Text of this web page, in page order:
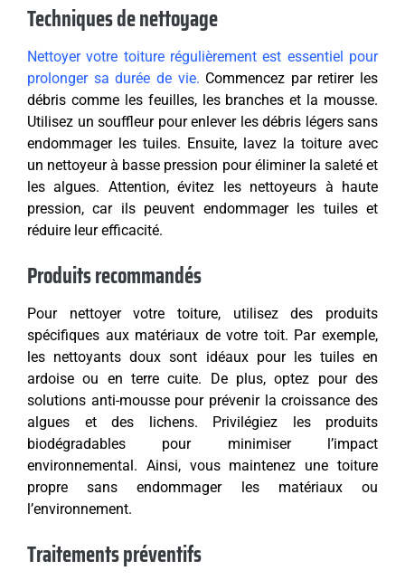
Techniques de nettoyage
Nettoyer votre toiture régulièrement est essentiel pour
prolonger sa durée de vie. Commencez par retirer les
débris comme les feuilles, les branches et la mousse.
Utilisez un souffleur pour enlever les débris légers sans
endommager les tuiles. Ensuite, lavez la toiture avec
un nettoyeur à basse pression pour éliminer la saleté et
les algues. Attention, évitez les nettoyeurs à haute
pression, car ils peuvent endommager les tuiles et
réduire leur efficacité.
Produits recommandés
Pour nettoyer votre toiture, utilisez des produits
spécifiques aux matériaux de votre toit. Par exemple,
les nettoyants doux sont idéaux pour les tuiles en
ardoise ou en terre cuite. De plus, optez pour des
solutions anti-mousse pour prévenir la croissance des
algues et des lichens. Privilégiez les produits
biodégradables pour minimiser l’impact
environnemental. Ainsi, vous maintenez une toiture
propre sans endommager les matériaux ou
l’environnement.
Traitements préventifs